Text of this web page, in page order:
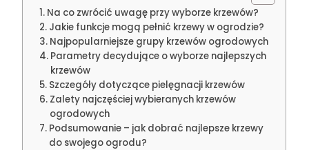
Na co zwrócić uwagę przy wyborze krzewów?
Jakie funkcje mogą pełnić krzewy w ogrodzie?
Najpopularniejsze grupy krzewów ogrodowych
Parametry decydujące o wyborze najlepszych
krzewów
Szczegóły dotyczące pielęgnacji krzewów
Zalety najczęściej wybieranych krzewów
ogrodowych
Podsumowanie – jak dobrać najlepsze krzewy
do swojego ogrodu?